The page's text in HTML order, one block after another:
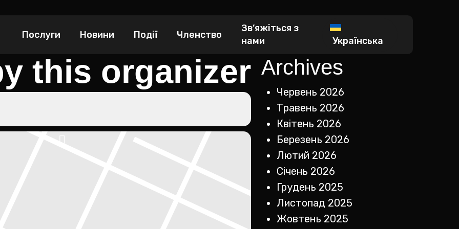
Послуги Новини Події Членство
Зв’яжіться з
нами
Українська
this organizer Archives
Червень 2026
Травень 2026
Квітень 2026
Березень 2026
Лютий 2026
Січень 2026
Грудень 2025
Листопад 2025
Жовтень 2025